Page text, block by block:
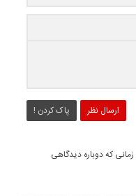
ارسال نظر پاک کردن !
که دوباره دیدگاهی